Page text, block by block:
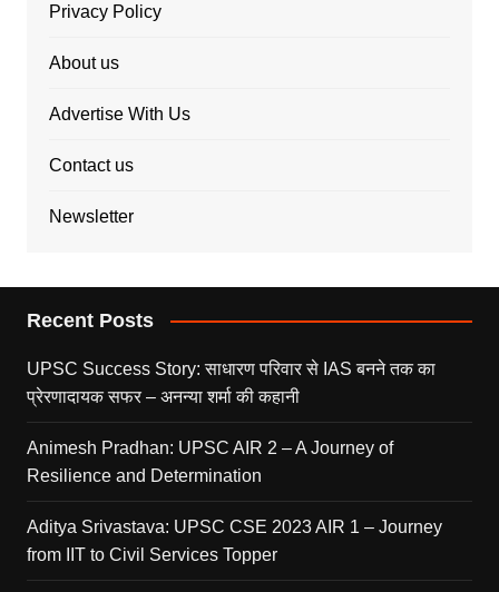
Privacy Policy
About us
Advertise With Us
Contact us
Newsletter
Recent Posts
UPSC Success Story: साधारण परिवार से IAS बनने तक का
प्रेरणादायक सफर – अनन्या शर्मा की कहानी
Animesh Pradhan: UPSC AIR 2 – A Journey of
Resilience and Determination
Aditya Srivastava: UPSC CSE 2023 AIR 1 – Journey
from IIT to Civil Services Topper